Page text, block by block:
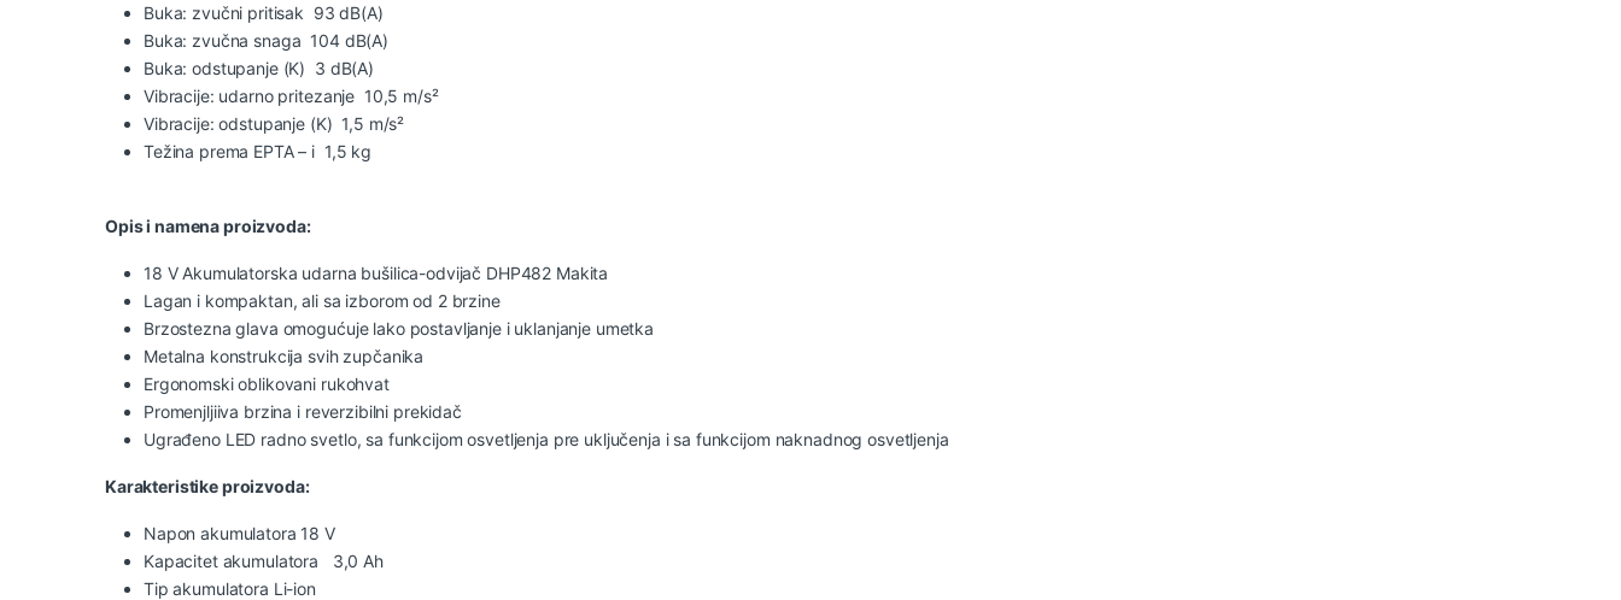
Buka: zvučni pritisak 93 dB(A)
Buka: zvučna snaga 104 dB(A)
Buka: odstupanje (K) 3 dB(A)
Vibracije: udarno pritezanje 10,5 m/s²
Vibracije: odstupanje (K) 1,5 m/s²
Težina prema EPTA – i 1,5 kg
Opis i namena proizvoda:
18 V Akumulatorska udarna bušilica-odvijač DHP482 Makita
Lagan i kompaktan, ali sa izborom od 2 brzine
Brzostezna glava omogućuje lako postavljanje i uklanjanje umetka
Metalna konstrukcija svih zupčanika
Ergonomski oblikovani rukohvat
Promenjljiiva brzina i reverzibilni prekidač
Ugrađeno LED radno svetlo, sa funkcijom osvetljenja pre uključenja i sa funkcijom naknadnog osvetljenja
Karakteristike proizvoda:
Napon akumulatora 18 V
Kapacitet akumulatora 3,0 Ah
Tip akumulatora Li-ion